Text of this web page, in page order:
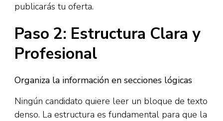
publicarás tu oferta.
Paso 2: Estructura Clara y
Profesional
Organiza la información en secciones lógicas
Ningún candidato quiere leer un bloque de texto
denso. La estructura es fundamental para que la